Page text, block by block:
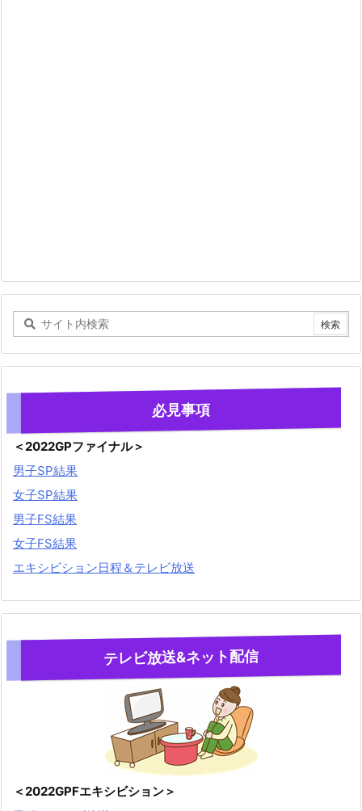
必見事項
＜2022GPファイナル＞
男子SP結果
女子SP結果
男子FS結果
女子FS結果
エキシビション日程＆テレビ放送
テレビ放送&ネット配信
＜2022GPFエキシビション＞